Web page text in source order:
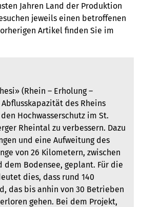
Jahren Land der Produktion
jeweils einen betroffenen
Artikel finden Sie im
(Rhein – Erholung –
des Rheins
Hochwasserschutz im St.
Rheintal zu verbessern. Dazu
und eine Aufweitung des
von 26 Kilometern, zwischen
dem Bodensee, geplant. Für die
dies, dass rund 140
das bis anhin von 30 Betrieben
gehen. Bei dem Projekt,